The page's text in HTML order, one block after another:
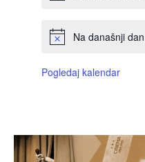
Na današnji
Pogledaj kalendar